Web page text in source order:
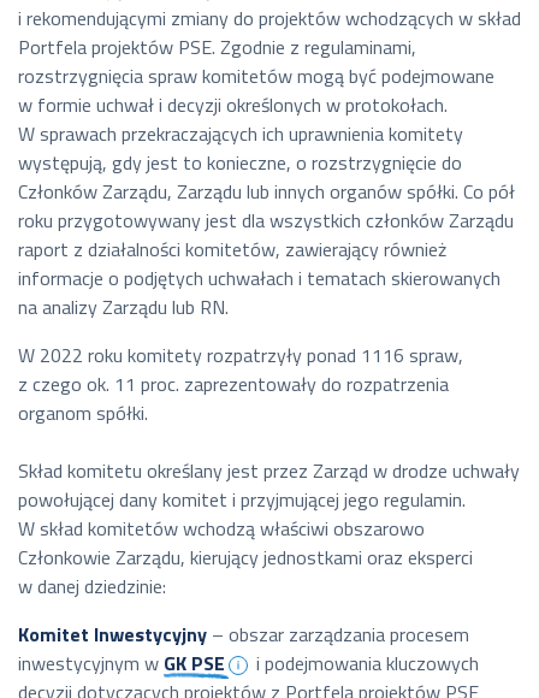
- Wiceprezes Zarządu
Włodzimierz Mucha
- Wiceprezes Zarządu
Andrzej Zienkiewicz
- Wiceprezes Zarządu
od 13 stycznia
Tomasz Sikorski - Prezes
Zarządu
Jarosław Brysiewicz
Jarosław Jaźwiński - Wiceprezes
Zarządu
Włodzimierz Mucha
- Wiceprezes Zarządu
Andrzej Zienkiewicz
- Wiceprezes Zarządu
od 1 marca
i rekomendującymi zmiany do projektów wchodzących w skład
Portfela projektów PSE. Zgodnie z regulaminami,
rozstrzygnięcia spraw komitetów mogą być podejmowane
w formie uchwał i decyzji określonych w protokołach.
W sprawach przekraczających ich uprawnienia komitety
występują, gdy jest to konieczne, o rozstrzygnięcie do
Członków Zarządu, Zarządu lub innych organów spółki. Co pół
roku przygotowywany jest dla wszystkich członków Zarządu
raport z działalności komitetów, zawierający również
informacje o podjętych uchwałach i tematach skierowanych
na analizy Zarządu lub RN.
W 2022 roku komitety rozpatrzyły ponad 1116 spraw,
z czego ok. 11 proc. zaprezentowały do rozpatrzenia
organom spółki.
Skład komitetu określany jest przez Zarząd w drodze uchwały
powołującej dany komitet i przyjmującej jego regulamin.
W skład komitetów wchodzą właściwi obszarowo
Członkowie Zarządu, kierujący jednostkami oraz eksperci
w danej dziedzinie:
Komitet Inwestycyjny – obszar zarządzania procesem
inwestycyjnym w GK PSE
i podejmowania kluczowych
decyzji dotyczących projektów z Portfela projektów PSE